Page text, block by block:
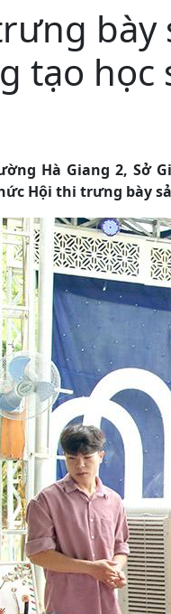
bày
tạo học
Hà Giang 2, Sở
Hội thi trưng bày